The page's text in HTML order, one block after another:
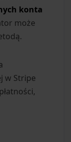
konta
może
w Stripe